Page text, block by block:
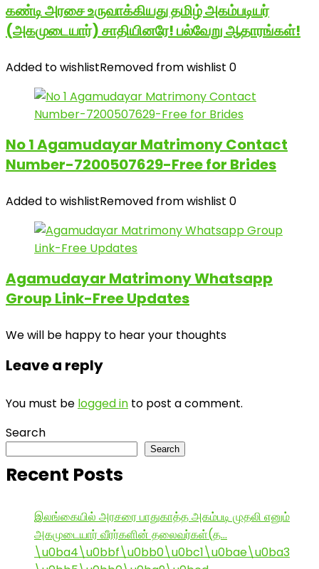
கண்டி அரசை உருவாக்கியது தமிழ் அகம்படியர்
(அகமுடையார்) சாதியினரே! பல்வேறு ஆதாரங்கள்!
Added to wishlistRemoved from wishlist 0
No 1 Agamudayar Matrimony Contact
Number-7200507629-Free for Brides
Added to wishlistRemoved from wishlist 0
Agamudayar Matrimony Whatsapp
Group Link-Free Updates
We will be happy to hear your thoughts
Leave a reply
You must be logged in to post a comment.
Search
Search
Recent Posts
இலங்கையில் அரசரை பாதுகாத்த அகம்படி முதலி எனும்
அகமுடையார் வீரர்களின் தலைவர்கள்(த…
\u0ba4\u0bbf\u0bb0\u0bc1\u0bae\u0ba3